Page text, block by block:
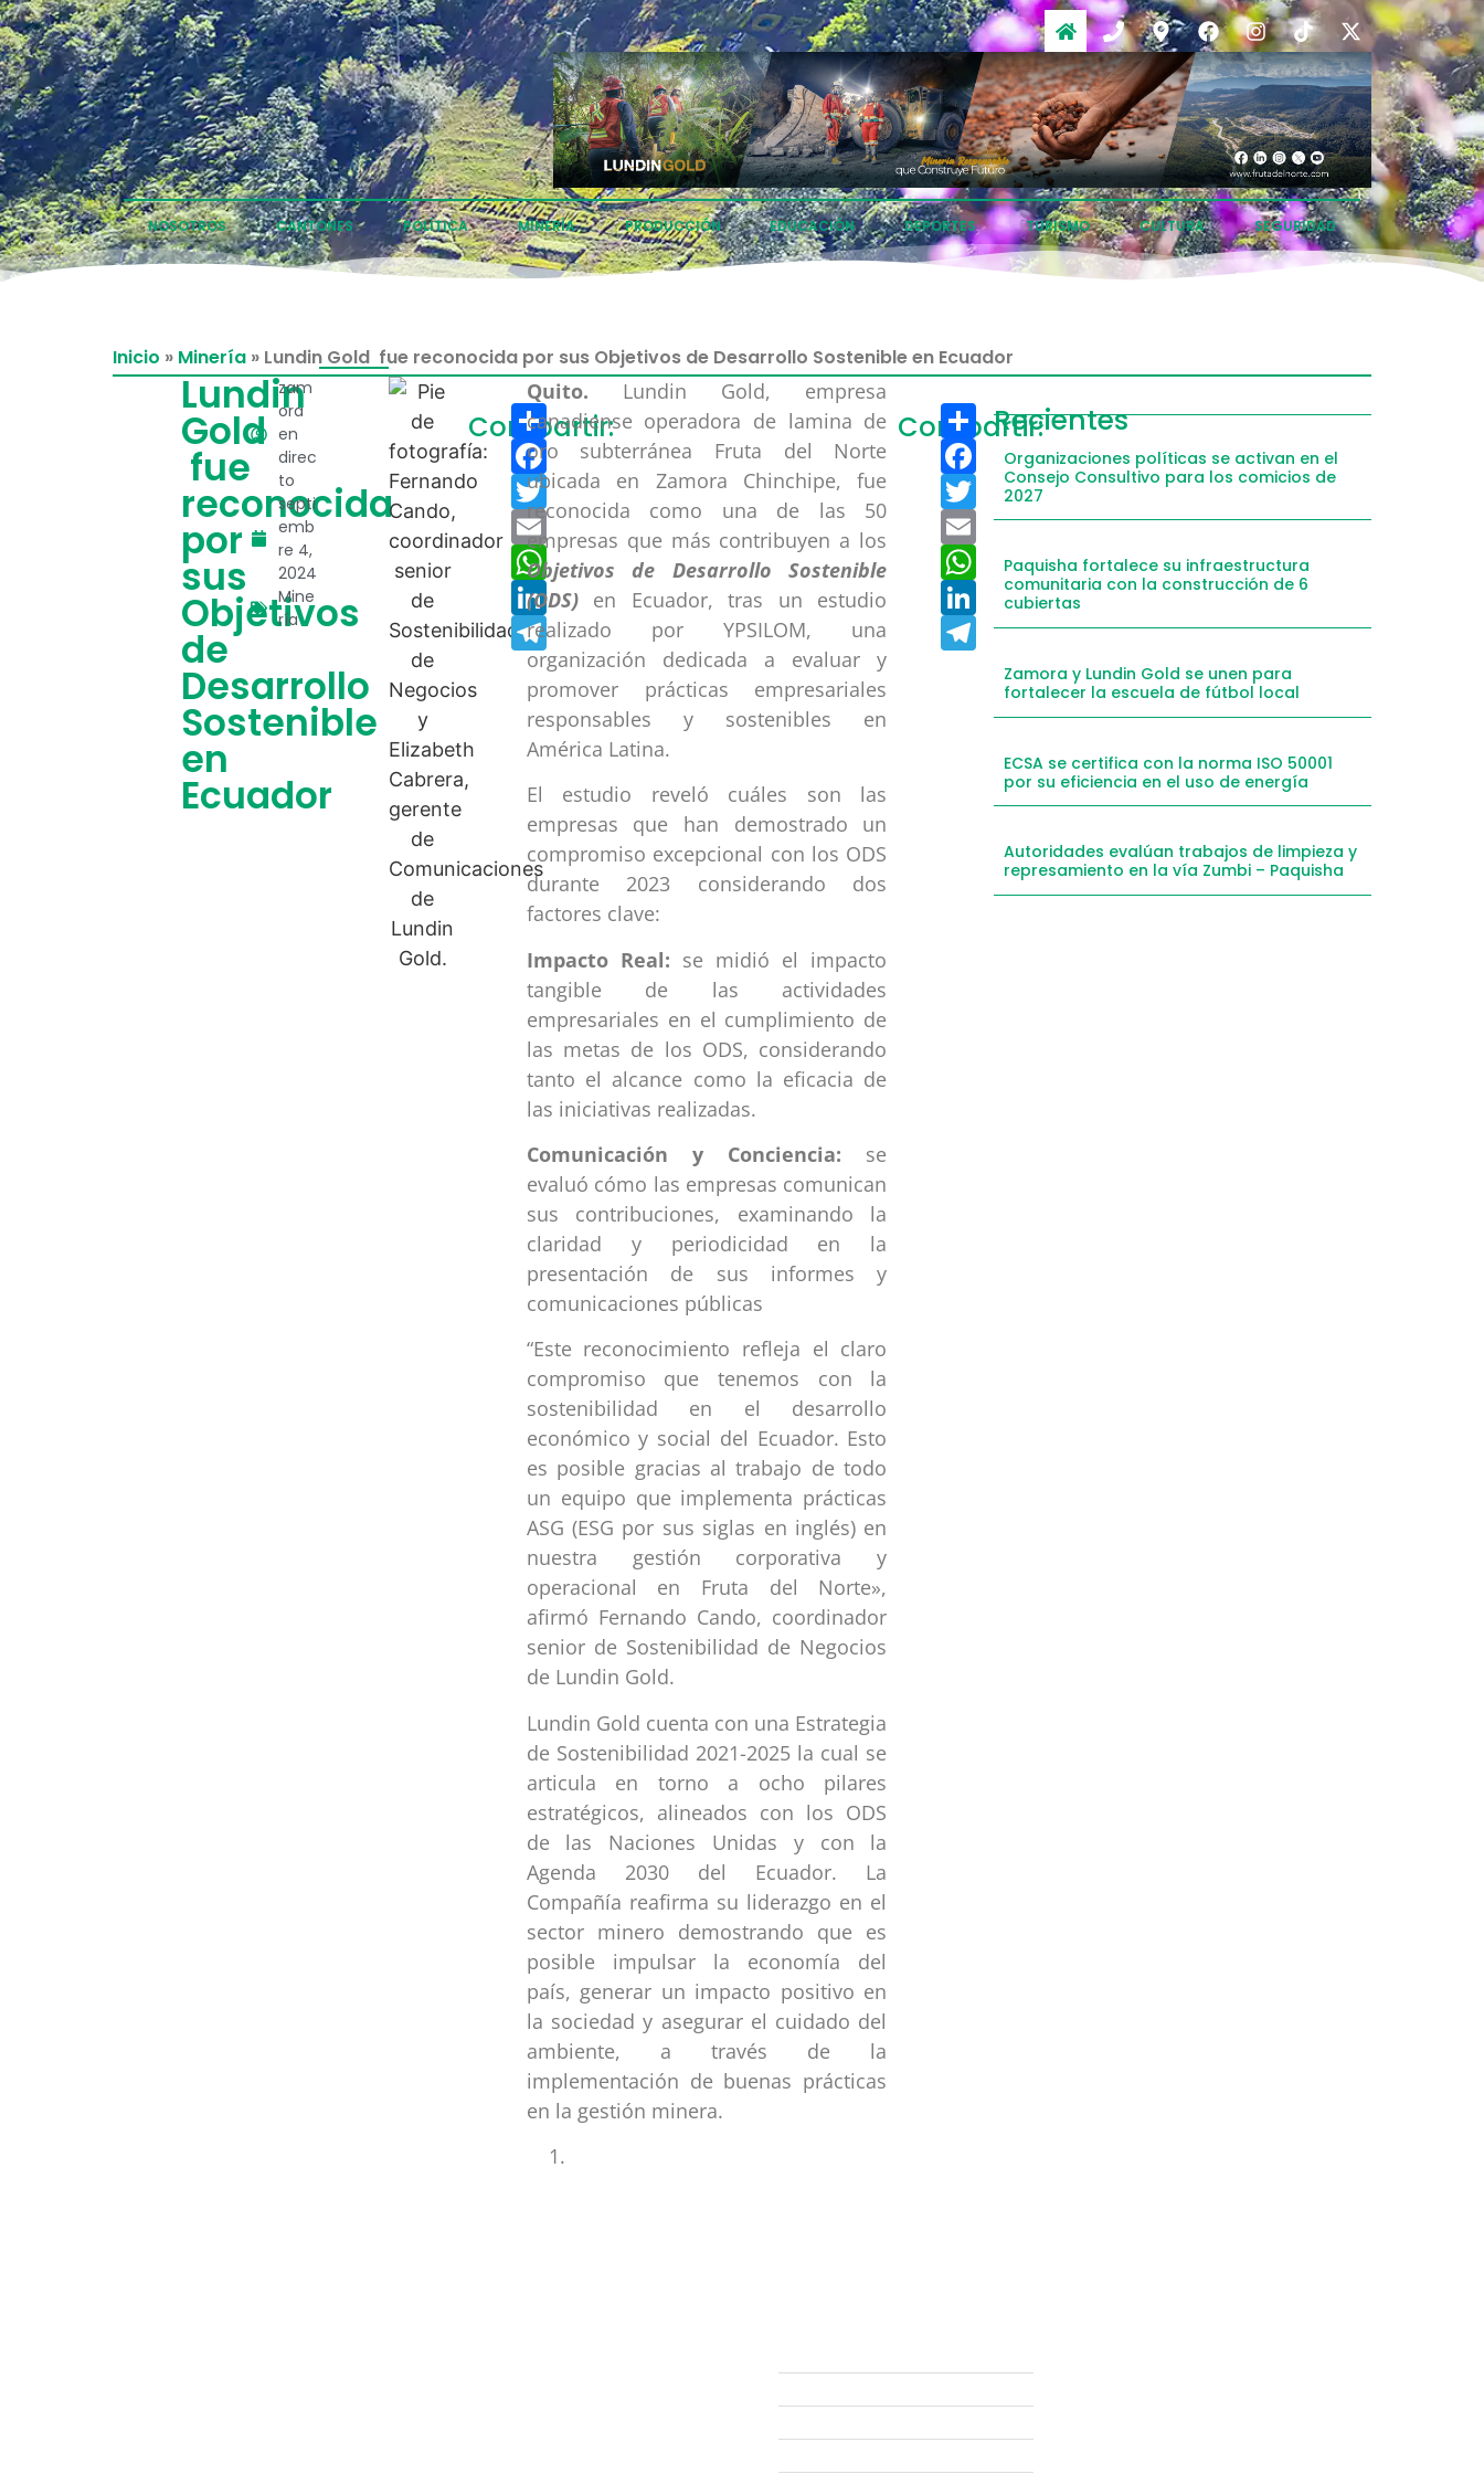
NOSOTROS CANTONES POLÍTICA MINERÍA PRODUCCIÓN EDUCACIÓN DEPORTES TURISMO CULTURA SEGURIDAD
Inicio » Minería » Lundin Gold fue reconocida por sus Objetivos de Desarrollo Sostenible en Ecuador
Lundin
Gold
fue
reconocida
por
sus
Objetivos
de
Desarrollo
Sostenible
en
Ecuador
zam
ora
en
direc
to
septi
emb
re 4,
2024
Mine
ría
Compartir:
Compartir
Facebook
Twitter
Email
WhatsApp
LinkedIn
Telegram
Quito. Lundin Gold, empresa
canadiense operadora de lamina de
oro subterránea Fruta del Norte
ubicada en Zamora Chinchipe, fue
reconocida como una de las 50
empresas que más contribuyen a los
Objetivos de Desarrollo Sostenible
(ODS) en Ecuador, tras un estudio
realizado por YPSILOM, una
organización dedicada a evaluar y
promover prácticas empresariales
responsables y sostenibles en
América Latina.
El estudio reveló cuáles son las
empresas que han demostrado un
compromiso excepcional con los ODS
durante 2023 considerando dos
factores clave:
Impacto Real: se midió el impacto
tangible de las actividades
empresariales en el cumplimiento de
las metas de los ODS, considerando
tanto el alcance como la eficacia de
las iniciativas realizadas.
Comunicación y Conciencia: se
evaluó cómo las empresas comunican
sus contribuciones, examinando la
claridad y periodicidad en la
presentación de sus informes y
comunicaciones públicas
“Este reconocimiento refleja el claro
compromiso que tenemos con la
sostenibilidad en el desarrollo
económico y social del Ecuador. Esto
es posible gracias al trabajo de todo
un equipo que implementa prácticas
ASG (ESG por sus siglas en inglés) en
nuestra gestión corporativa y
operacional en Fruta del Norte»,
afirmó Fernando Cando, coordinador
senior de Sostenibilidad de Negocios
de Lundin Gold.
Lundin Gold cuenta con una Estrategia
de Sostenibilidad 2021-2025 la cual se
articula en torno a ocho pilares
estratégicos, alineados con los ODS
de las Naciones Unidas y con la
Agenda 2030 del Ecuador. La
Compañía reafirma su liderazgo en el
sector minero demostrando que es
posible impulsar la economía del
país, generar un impacto positivo en
la sociedad y asegurar el cuidado del
ambiente, a través de la
implementación de buenas prácticas
en la gestión minera.
Compartir:
Compartir
Facebook
Twitter
Email
WhatsApp
LinkedIn
Telegram
Recientes
Organizaciones políticas se activan en el
Consejo Consultivo para los comicios de
2027
Paquisha fortalece su infraestructura
comunitaria con la construcción de 6
cubiertas
Zamora y Lundin Gold se unen para
fortalecer la escuela de fútbol local
ECSA se certifica con la norma ISO 50001
por su eficiencia en el uso de energía
Autoridades evalúan trabajos de limpieza y
represamiento en la vía Zumbi – Paquisha
Webmail
Zamora
Yantzaza